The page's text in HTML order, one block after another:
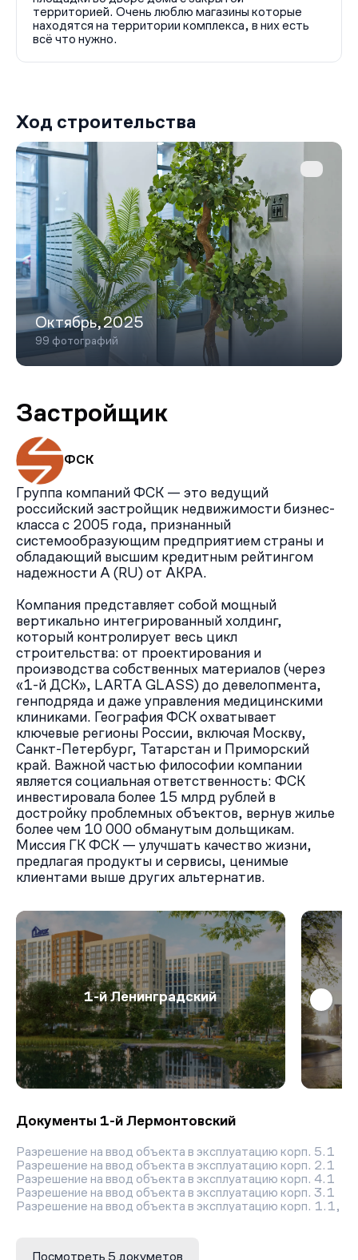
территорией. Очень люблю магазины которые
находятся на территории комплекса, в них есть
всё что нужно.
Ход строительства
Октябрь,2025
99 фотографий
Застройщик
ФСК
Группа компаний ФСК — это ведущий
российский застройщик недвижимости бизнес-
класса с 2005 года, признанный
системообразующим предприятием страны и
обладающий высшим кредитным рейтингом
надежности А (RU) от АКРА.
Компания представляет собой мощный
вертикально интегрированный холдинг,
который контролирует весь цикл
строительства: от проектирования и
производства собственных материалов (через
«1-й ДСК», LARTA GLASS) до девелопмента,
генподряда и даже управления медицинскими
клиниками. География ФСК охватывает
ключевые регионы России, включая Москву,
Санкт-Петербург, Татарстан и Приморский
край. Важной частью философии компании
является социальная ответственность: ФСК
инвестировала более 15 млрд рублей в
достройку проблемных объектов, вернув жилье
более чем 10 000 обманутым дольщикам.
Миссия ГК ФСК — улучшать качество жизни,
предлагая продукты и сервисы, ценимые
клиентами выше других альтернатив.
1-й Ленинградский
Документы 1-й Лермонтовский
Разрешение на ввод объекта в эксплуатацию корп. 5.1
Разрешение на ввод объекта в эксплуатацию корп. 2.1
Разрешение на ввод объекта в эксплуатацию корп. 4.1
Разрешение на ввод объекта в эксплуатацию корп. 3.1
Разрешение на ввод объекта в эксплуатацию корп. 1.1,
Посмотреть 5 докуметов